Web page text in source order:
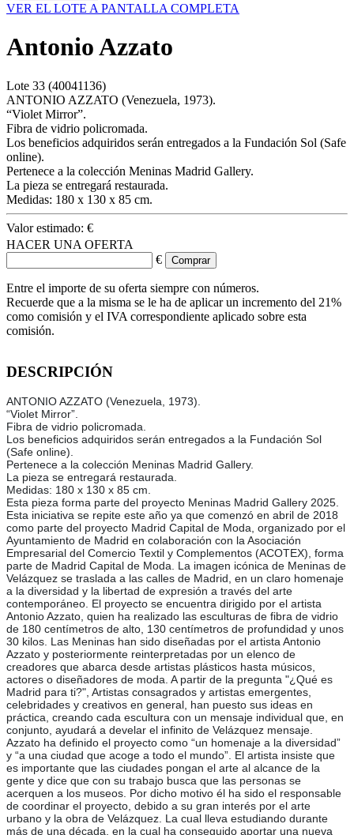
VER EL LOTE A PANTALLA COMPLETA
Antonio Azzato
Lote 33 (40041136)
ANTONIO AZZATO (Venezuela, 1973).
“Violet Mirror”.
Fibra de vidrio policromada.
Los beneficios adquiridos serán entregados a la Fundación Sol (Safe
online).
Pertenece a la colección Meninas Madrid Gallery.
La pieza se entregará restaurada.
Medidas: 180 x 130 x 85 cm.
Valor estimado: €
HACER UNA OFERTA
€
Entre el importe de su oferta siempre con números.
Recuerde que a la misma se le ha de aplicar un incremento del 21%
como comisión y el IVA correspondiente aplicado sobre esta
comisión.
DESCRIPCIÓN
ANTONIO AZZATO (Venezuela, 1973).
“Violet Mirror”.
Fibra de vidrio policromada.
Los beneficios adquiridos serán entregados a la Fundación Sol
(Safe online).
Pertenece a la colección Meninas Madrid Gallery.
La pieza se entregará restaurada.
Medidas: 180 x 130 x 85 cm.
Esta pieza forma parte del proyecto Meninas Madrid Gallery 2025.
Esta iniciativa se repite este año ya que comenzó en abril de 2018
como parte del proyecto Madrid Capital de Moda, organizado por el
Ayuntamiento de Madrid en colaboración con la Asociación
Empresarial del Comercio Textil y Complementos (ACOTEX), forma
parte de Madrid Capital de Moda. La imagen icónica de Meninas de
Velázquez se traslada a las calles de Madrid, en un claro homenaje
a la diversidad y la libertad de expresión a través del arte
contemporáneo. El proyecto se encuentra dirigido por el artista
Antonio Azzato, quien ha realizado las esculturas de fibra de vidrio
de 180 centímetros de alto, 130 centímetros de profundidad y unos
30 kilos. Las Meninas han sido diseñadas por el artista Antonio
Azzato y posteriormente reinterpretadas por un elenco de
creadores que abarca desde artistas plásticos hasta músicos,
actores o diseñadores de moda. A partir de la pregunta "¿Qué es
Madrid para ti?", Artistas consagrados y artistas emergentes,
celebridades y creativos en general, han puesto sus ideas en
práctica, creando cada escultura con un mensaje individual que, en
conjunto, ayudará a develar el infinito de Velázquez mensaje.
Azzato ha definido el proyecto como “un homenaje a la diversidad”
y “a una ciudad que acoge a todo el mundo”. El artista insiste que
es importante que las ciudades pongan el arte al alcance de la
gente y dice que con su trabajo busca que las personas se
acerquen a los museos. Por dicho motivo él ha sido el responsable
de coordinar el proyecto, debido a su gran interés por el arte
urbano y la obra de Velázquez. La cual lleva estudiando durante
más de una década, en la cual ha conseguido aportar una nueva